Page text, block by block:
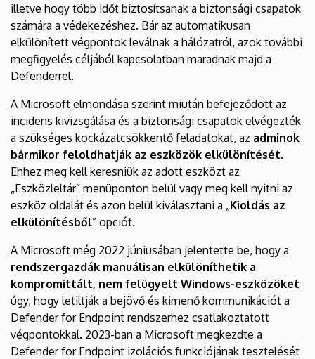
illetve hogy több időt biztosítsanak a biztonsági csapatok
számára a védekezéshez. Bár az automatikusan
elkülönített végpontok leválnak a hálózatról, azok további
megfigyelés céljából kapcsolatban maradnak majd a
Defenderrel.
A Microsoft elmondása szerint miután befejeződött az
incidens kivizsgálása és a biztonsági csapatok elvégezték
a szükséges kockázatcsökkentő feladatokat, az adminok
bármikor feloldhatják az eszközök elkülönítését.
Ehhez meg kell keresniük az adott eszközt az
„Eszközleltár” menüponton belül vagy meg kell nyitni az
eszköz oldalát és azon belül kiválasztani a „Kioldás az
elkülönítésből” opciót.
A Microsoft még 2022 júniusában jelentette be, hogy a
rendszergazdák manuálisan elkülöníthetik a
kompromittált, nem felügyelt Windows-eszközöket
úgy, hogy letiltják a bejövő és kimenő kommunikációt a
Defender for Endpoint rendszerhez csatlakoztatott
végpontokkal. 2023-ban a Microsoft megkezdte a
Defender for Endpoint izolációs funkciójának tesztelését